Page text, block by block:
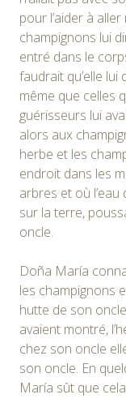
pour l’aider à
champignons lui
entré dans le
faudrait qu’elle
même que celles
guérisseurs lui
alors aux
herbe et les
endroit dans les
arbres et où
sur la terre,
oncle.
Doña María
les champignons
hutte de son
avaient montré,
chez son oncle
son oncle. En
María sût que